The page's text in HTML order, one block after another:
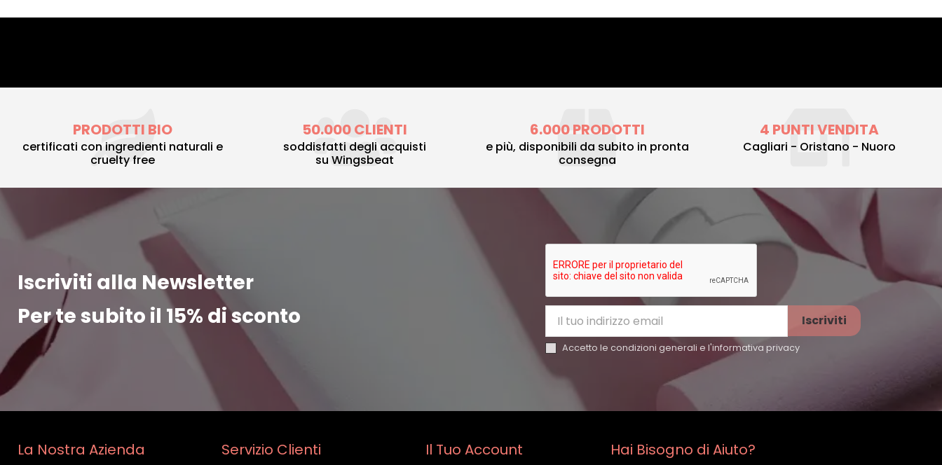
PRODOTTI BIO
certificati con ingredienti naturali e
cruelty free
50.000 CLIENTI
soddisfatti degli acquisti
su Wingsbeat
6.000 PRODOTTI
e più, disponibili da subito in pronta
consegna
4 PUNTI VENDITA
Cagliari - Oristano - Nuoro
Iscriviti alla Newsletter
Per te subito il 15% di sconto
Accetto le condizioni generali e l'informativa privacy
La Nostra Azienda Servizio Clienti Il Tuo Account Hai Bisogno di Aiuto?